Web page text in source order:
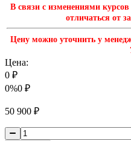
В связи с изменениями
отличаться от
Цену можно уточнить у
Цена:
0 ₽
0%0 ₽
50 900 ₽